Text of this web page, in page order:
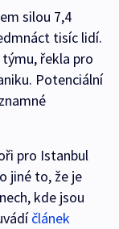
silou 7,4
tisíc lidí.
řekla pro
Potenciální
pro Istanbul
jiné to, že je
kde jsou
článek